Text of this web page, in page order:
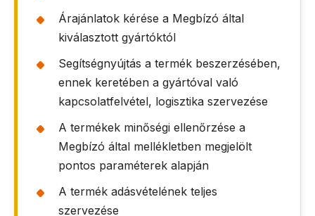
Árajánlatok kérése a Megbízó által
kiválasztott gyártóktól
Segítségnyújtás a termék beszerzésében,
ennek keretében a gyártóval való
kapcsolatfelvétel, logisztika szervezése
A termékek minőségi ellenőrzése a
Megbízó által mellékletben megjelölt
pontos paraméterek alapján
A termék adásvételének teljes
szervezése